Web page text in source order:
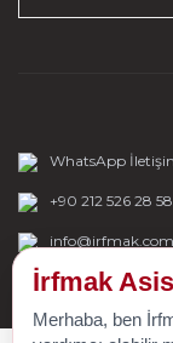
WhatsApp
+90 212 526 28 58
info@irfmak.com
İrfmak
Merhaba, ben